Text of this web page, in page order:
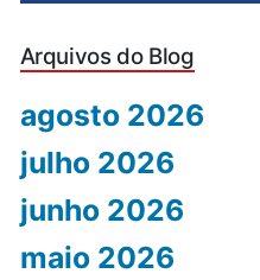
Arquivos do Blog
agosto 2026
julho 2026
junho 2026
maio 2026